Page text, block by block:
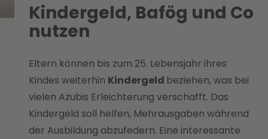
Kindergeld, Bafög und Co
nutzen
Eltern können bis zum 25. Lebensjahr ihres
Kindes weiterhin Kindergeld beziehen, was bei
vielen Azubis Erleichterung verschafft. Das
Kindergeld soll helfen, Mehrausgaben während
der Ausbildung abzufedern. Eine interessante